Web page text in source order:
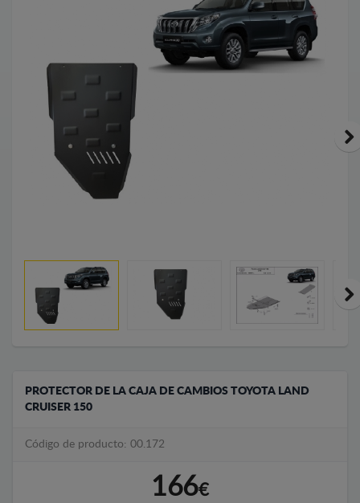
PROTECTOR DE LA CAJA DE CAMBIOS TOYOTA LAND
CRUISER 150
Código de producto: 00.172
166€